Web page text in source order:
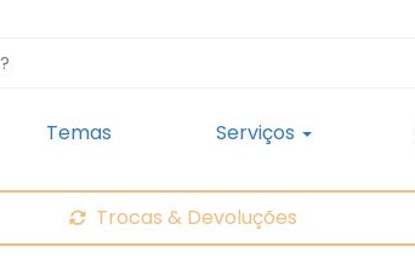
Temas Serviços
Trocas & Devoluções